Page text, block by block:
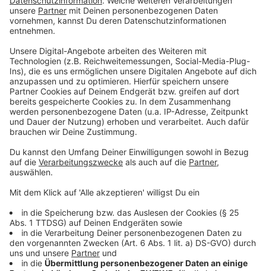
kann man den entsprechenden PCR-Test vorlegen.
Anzeige
Was passiert, wenn der Arbeitgeber plötzlich
einen Test anfordert?
Anzeige
Es gibt eine klare Regelung: das Bundesarbeitsgericht
hat kürzlich entschieden, dass ein Arbeitgeber
Testnachweise vom Arbeitnehmer einfordern darf. Das
Ende der kostenlosen Tests hat darum Auswirkungen
Kempgens: "Die Arbeitgeberinnen und Arbeitgeber
dürfen Tests anordnen. Arbeitnehmerinnen und
Arbeitnehmer müssen einen Nachweis bringen,
allerdings auf Arbeitgeberseite ein solcher Test